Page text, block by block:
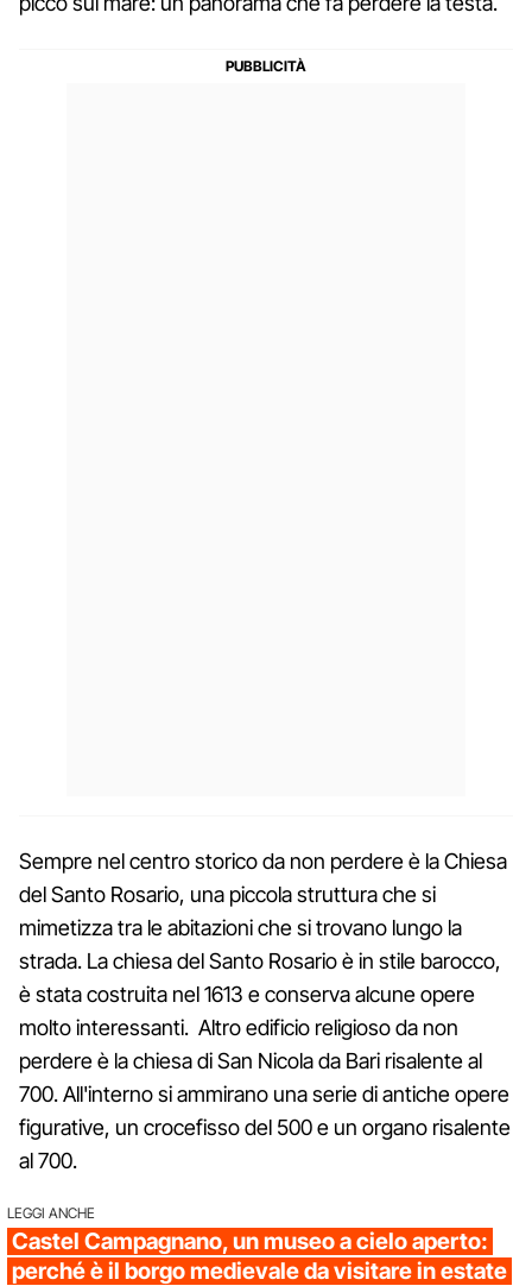
Sempre nel centro storico da non perdere è la Chiesa
del Santo Rosario, una piccola struttura che si
mimetizza tra le abitazioni che si trovano lungo la
strada. La chiesa del Santo Rosario è in stile barocco,
è stata costruita nel 1613 e conserva alcune opere
molto interessanti. Altro edificio religioso da non
perdere è la chiesa di San Nicola da Bari risalente al
700. All'interno si ammirano una serie di antiche opere
figurative, un crocefisso del 500 e un organo risalente
al 700.
LEGGI ANCHE
Castel Campagnano, un museo a cielo aperto:
perché è il borgo medievale da visitare in estate